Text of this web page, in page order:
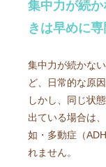
集中力が続
きは早めに
集中力が続かな
ど、日常的な原
しかし、同じ状
出ている場合は
如・多動症（
れません。